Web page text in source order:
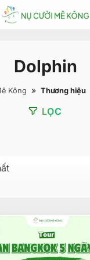
Dolphin
Kông » Thương hiệu
LỌC